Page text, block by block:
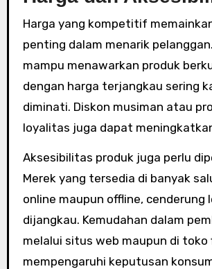
Harga yang kompetitif
penting dalam menarik
mampu menawarkan produk
dengan harga terjangkau sering
diminati. Diskon musiman atau
loyalitas juga dapat
Aksesibilitas produk juga perlu
Merek yang tersedia di banyak
online maupun offline, cenderung
dijangkau. Kemudahan dalam
melalui situs web maupun di toko
mempengaruhi keputusan